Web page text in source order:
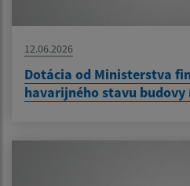
12.06.2026
Dotácia od Ministerstva
havarijného stavu budovy